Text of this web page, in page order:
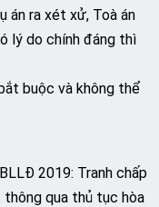
án ra xét xử, Toà án
lý do chính đáng thì
buộc và không thể
2019: Tranh chấp
thông qua thủ tục hòa